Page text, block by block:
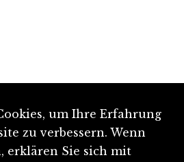
um Ihre Erfahrung
zu verbessern. Wenn
erklären Sie sich mit